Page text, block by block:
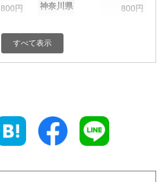
800円 神奈川県 800円
800円 富山県
800円 三重県
すべて表示